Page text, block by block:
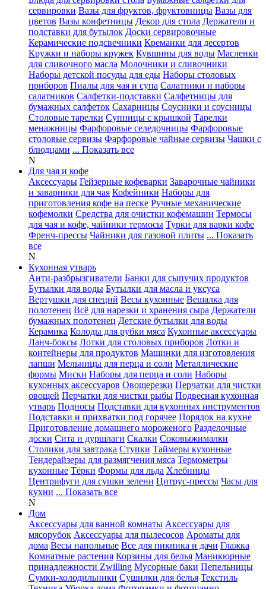
сервировки Вазы для фруктов, фруктовницы Вазы для
цветов Вазы конфетницы Декор для стола Держатели и
подставки для бутылок Доски сервировочные
Керамические подсвечники Креманки для десертов
Кружки и наборы кружек Кувшины для воды Масленки
для сливочного масла Молочники и сливочники
Наборы детской посуды для еды Наборы столовых
приборов Пиалы для чая и супа Салатники и наборы
салатников Салфетки-подставки Салфетницы для
бумажных салфеток Сахарницы Соусники и соусницы
Столовые тарелки Супницы с крышкой Тарелки
менажницы Фарфоровые селедочницы Фарфоровые
столовые сервизы Фарфоровые чайные сервизы Чашки с
блюдцами ... Показать все
N
Для чая и кофе
Аксессуары Гейзерные кофеварки Заварочные чайники
и заварники для чая Кофейники Наборы для
приготовления кофе на песке Ручные механические
кофемолки Средства для очистки кофемашин Термосы
для чая и кофе, чайники термосы Турки для варки кофе
Френч-прессы Чайники для газовой плиты ... Показать
все
N
Кухонная утварь
Анти-разбрызгиватели Банки для сыпучих продуктов
Бутылки для воды Бутылки для масла и уксуса
Вертушки для специй Весы кухонные Вешалка для
полотенец Всё для нарезки и хранения сыра Держатели
бумажных полотенец Детские бутылки для воды
Керамика Колоды для рубки мяса Кухонные аксессуары
Ланч-боксы Лотки для столовых приборов Лотки и
контейнеры для продуктов Машинки для изготовления
лапши Мельницы для перца и соли Металлические
формы Миски Наборы для перца и соли Наборы
кухонных аксессуаров Овощерезки Перчатки для чистки
овощей Перчатки для чистки рыбы Подвесная кухонная
утварь Подносы Подставки для кухонных инструментов
Подставки и прихватки под горячее Порядок на кухне
Приготовление домашнего мороженого Разделочные
доски Сита и дуршлаги Скалки Соковыжималки
Столики для завтрака Ступки Таймеры кухонные
Тендерайзеры для размягчения мяса Термометры
кухонные Тёрки Формы для льда Хлебницы
Центрифуги для сушки зелени Цитрус-прессы Часы для
кухни ... Показать все
N
Дом
Аксессуары для ванной комнаты Аксессуары для
мясорубок Аксессуары для пылесосов Ароматы для
дома Весы напольные Все для пикника и дачи Глажка
Комнатные растения Корзины для белья Маникюрные
принадлежности Zwilling Мусорные баки Пепельницы
Сумки-холодильники Сушилки для белья Текстиль